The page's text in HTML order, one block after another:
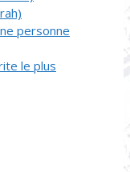
personne
le plus